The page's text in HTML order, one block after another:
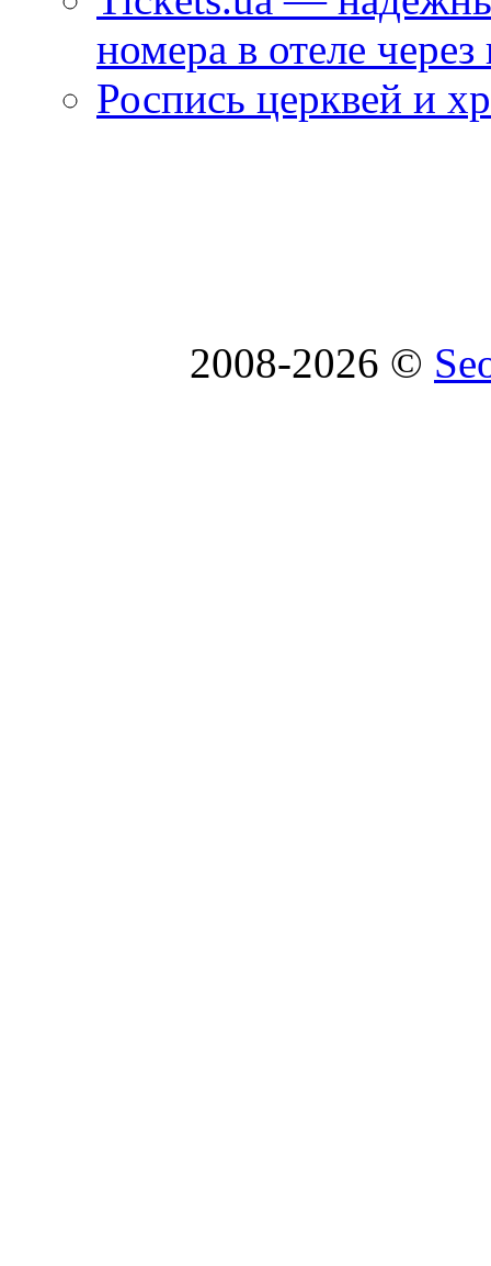
номера в отеле через
Роспись церквей и
2008-2026 ©